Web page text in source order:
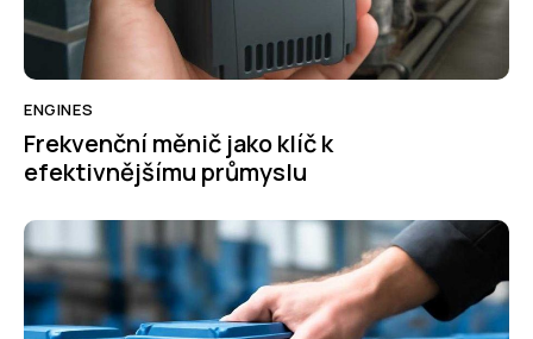
ENGINES
Frekvenční měnič jako klíč k
efektivnějšímu průmyslu